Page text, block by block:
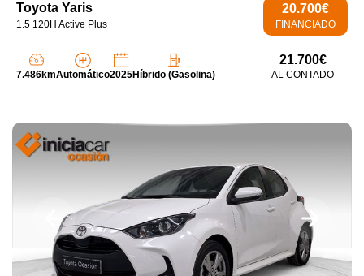
Toyota Yaris
1.5 120H Active Plus
20.700€
FINANCIADO
7.486kmAutomático2025Híbrido (Gasolina)
21.700€
AL CONTADO